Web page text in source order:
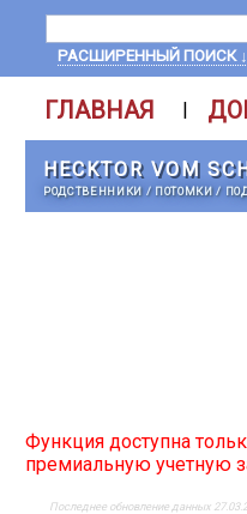
РАСШИРЕННЫЙ ПОИСК ↓
ГЛАВНАЯ |
HECKTOR VOM
РОДСТВЕННИКИ / ПОТОМКИ/
Функция доступна
премиальную учетную
Последнее обновление данных